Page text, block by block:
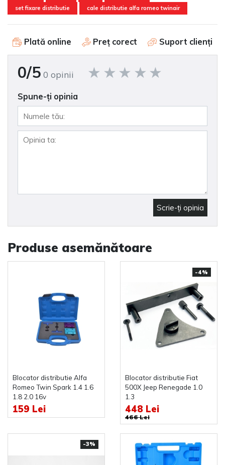
set fixare distributie
cale distributie alfa romeo twinair
Plată online Preț corect Suport clienți
0/5 0 opinii
Spune-ţi opinia
Scrie-ţi opinia
Produse asemănătoare
Blocator distributie Alfa
Romeo Twin Spark 1.4 1.6
1.8 2.0 16v
159 Lei
-4%
Blocator distributie Fiat
500X Jeep Renegade 1.0
1.3
448 Lei
466 Lei
-3%